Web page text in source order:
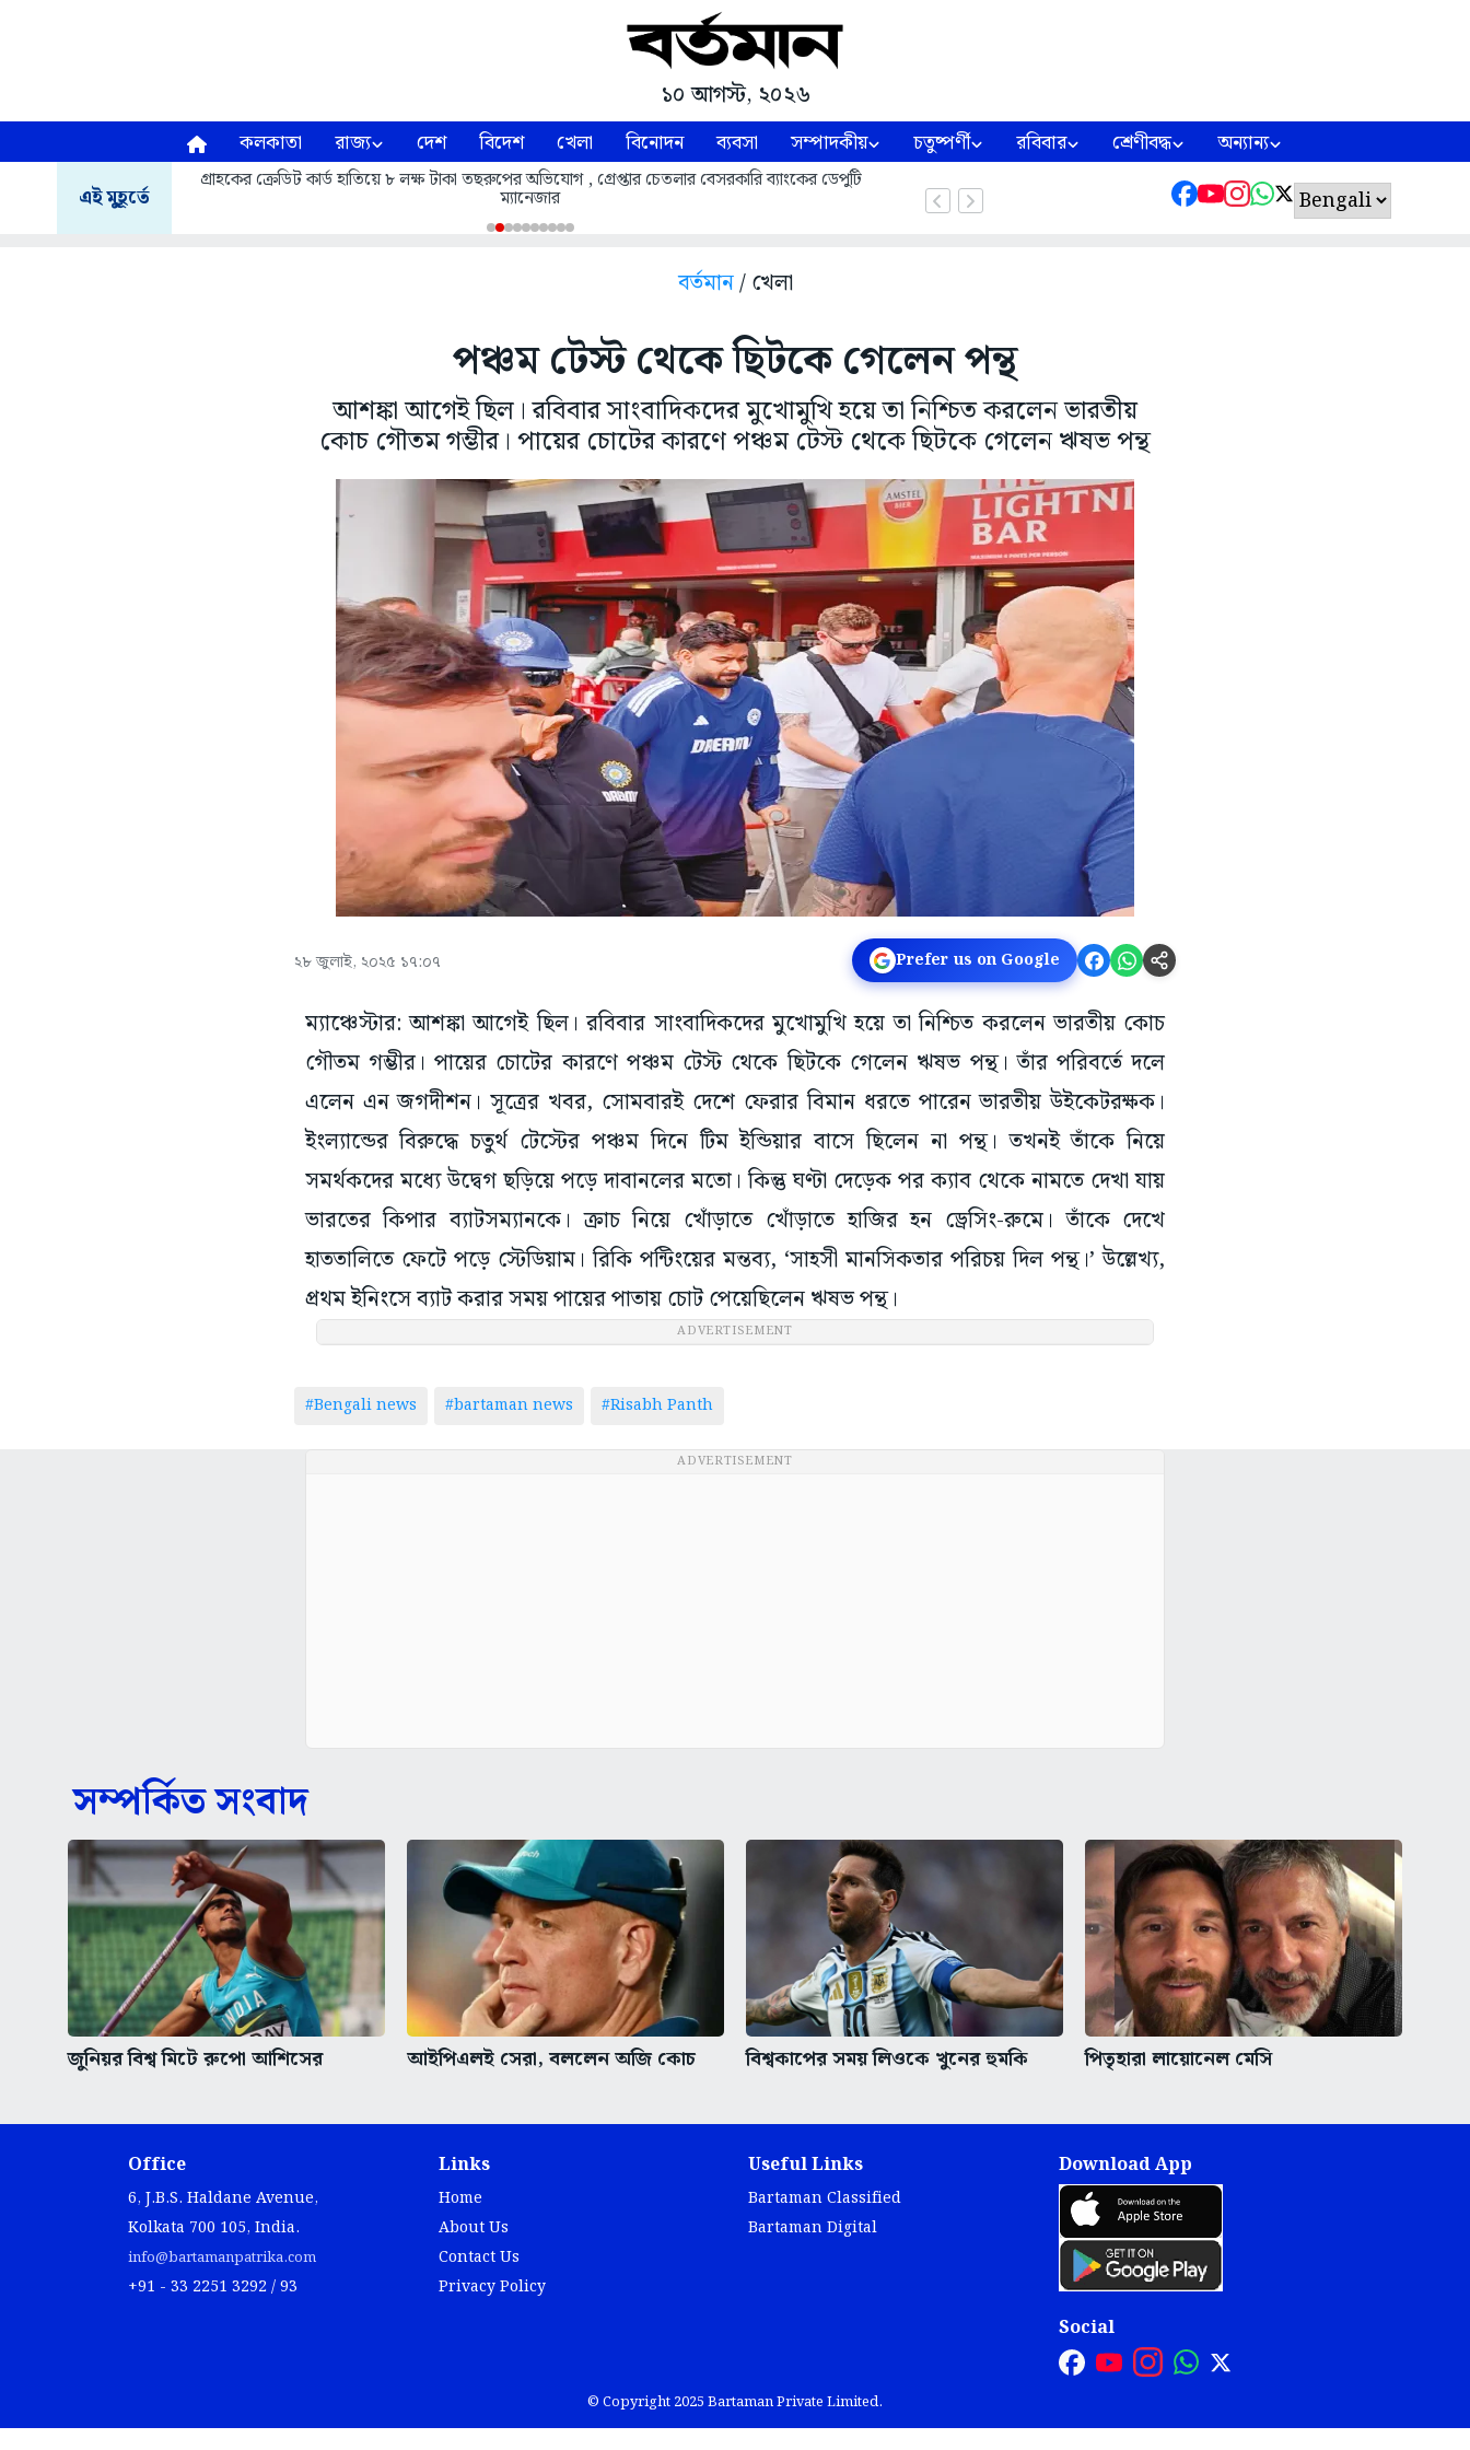
১০ আগস্ট, ২০২৬
কলকাতা রাজ্য দেশ বিদেশ খেলা বিনোদন ব্যবসা সম্পাদকীয় চতুষ্পর্ণী রবিবার শ্রেণীবদ্ধ অন্যান্য
এই মুহূর্তে
গ্রাহকের ক্রেডিট কার্ড হাতিয়ে ৮ লক্ষ টাকা তছরুপের অভিযোগ , গ্রেপ্তার চেতলার বেসরকারি ব‍্যাংকের ডেপুটি
ম্যানেজার
বর্তমান/ খেলা
পঞ্চম টেস্ট থেকে ছিটকে গেলেন পন্থ
আশঙ্কা আগেই ছিল। রবিবার সাংবাদিকদের মুখোমুখি হয়ে তা নিশ্চিত করলেন ভারতীয়
কোচ গৌতম গম্ভীর। পায়ের চোটের কারণে পঞ্চম টেস্ট থেকে ছিটকে গেলেন ঋষভ পন্থ
২৮ জুলাই, ২০২৫ ১৭:০৭ Prefer us on Google
ম্যাঞ্চেস্টার: আশঙ্কা আগেই ছিল। রবিবার সাংবাদিকদের মুখোমুখি হয়ে তা নিশ্চিত করলেন ভারতীয় কোচ
গৌতম গম্ভীর। পায়ের চোটের কারণে পঞ্চম টেস্ট থেকে ছিটকে গেলেন ঋষভ পন্থ। তাঁর পরিবর্তে দলে
এলেন এন জগদীশন। সূত্রের খবর, সোমবারই দেশে ফেরার বিমান ধরতে পারেন ভারতীয় উইকেটরক্ষক।
ইংল্যান্ডের বিরুদ্ধে চতুর্থ টেস্টের পঞ্চম দিনে টিম ইন্ডিয়ার বাসে ছিলেন না পন্থ। তখনই তাঁকে নিয়ে
সমর্থকদের মধ্যে উদ্বেগ ছড়িয়ে পড়ে দাবানলের মতো। কিন্তু ঘণ্টা দেড়েক পর ক্যাব থেকে নামতে দেখা যায়
ভারতের কিপার ব্যাটসম্যানকে। ক্রাচ নিয়ে খোঁড়াতে খোঁড়াতে হাজির হন ড্রেসিং-রুমে। তাঁকে দেখে
হাততালিতে ফেটে পড়ে স্টেডিয়াম। রিকি পন্টিংয়ের মন্তব্য, ‘সাহসী মানসিকতার পরিচয় দিল পন্থ।’ উল্লেখ্য,
প্রথম ইনিংসে ব্যাট করার সময় পায়ের পাতায় চোট পেয়েছিলেন ঋষভ পন্থ।
ADVERTISEMENT
#Bengali news #bartaman news #Risabh Panth
ADVERTISEMENT
সম্পর্কিত সংবাদ
জুনিয়র বিশ্ব মিটে রুপো আশিসের আইপিএলই সেরা, বললেন অজি কোচ বিশ্বকাপের সময় লিওকে খুনের হুমকি পিতৃহারা লায়োনেল মেসি
Office
6, J.B.S. Haldane Avenue,
Kolkata 700 105, India.
info@bartamanpatrika.com
+91 - 33 2251 3292 / 93
Links
Home
About Us
Contact Us
Privacy Policy
Useful Links
Bartaman Classified
Bartaman Digital
Download App
Social
© Copyright 2025 Bartaman Private Limited.